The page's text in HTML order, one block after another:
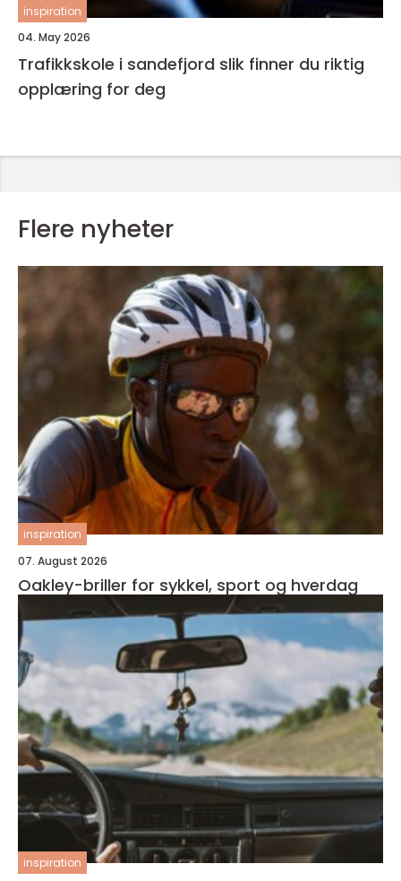
inspiration
04. May 2026
Trafikkskole i sandefjord slik finner du riktig
opplæring for deg
Flere nyheter
inspiration
07. August 2026
Oakley-briller for sykkel, sport og hverdag
inspiration